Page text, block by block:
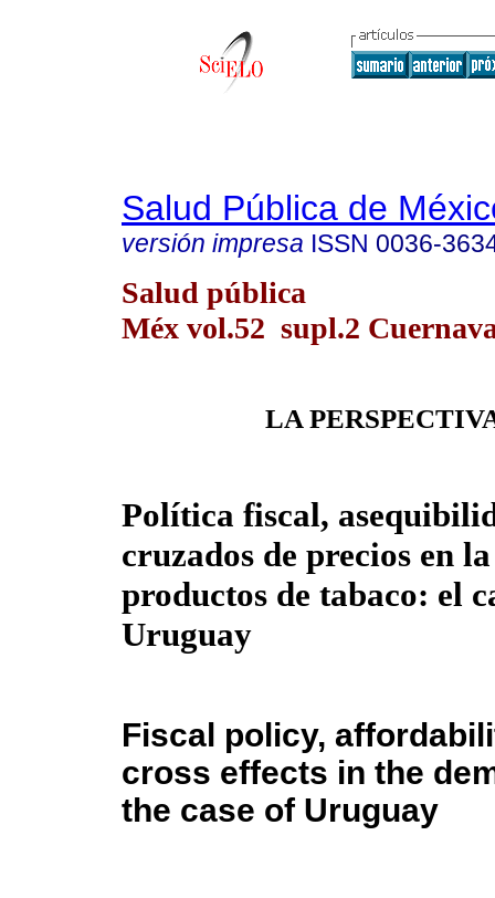
Salud Pública de
versión impresa ISSN 0036-
Salud pública
Méx vol.52 supl.2
LA
Política fiscal,
cruzados de precios en
productos de tabaco: el
Uruguay
Fiscal policy,
cross effects in the
the case of Uruguay